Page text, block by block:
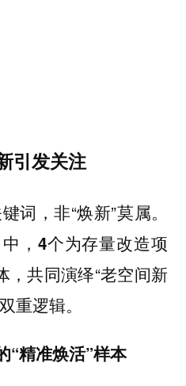
引发关注
词，非“焕新”莫属。
，4个为存量改造项
，共同演绎“老空间新
重逻辑。
“精准焕活”样本